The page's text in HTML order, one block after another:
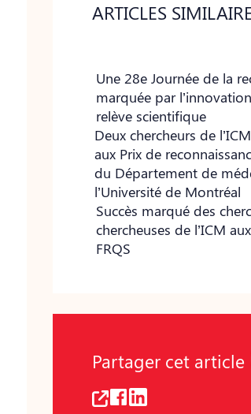
ARTICLES
Une 28e Journée de la
marquée par
relève scientifique
Deux chercheurs de
aux Prix de
du Département de
l’Université de Montréal
Succès marqué des
chercheuses de l’ICM
FRQS
Partager cet article